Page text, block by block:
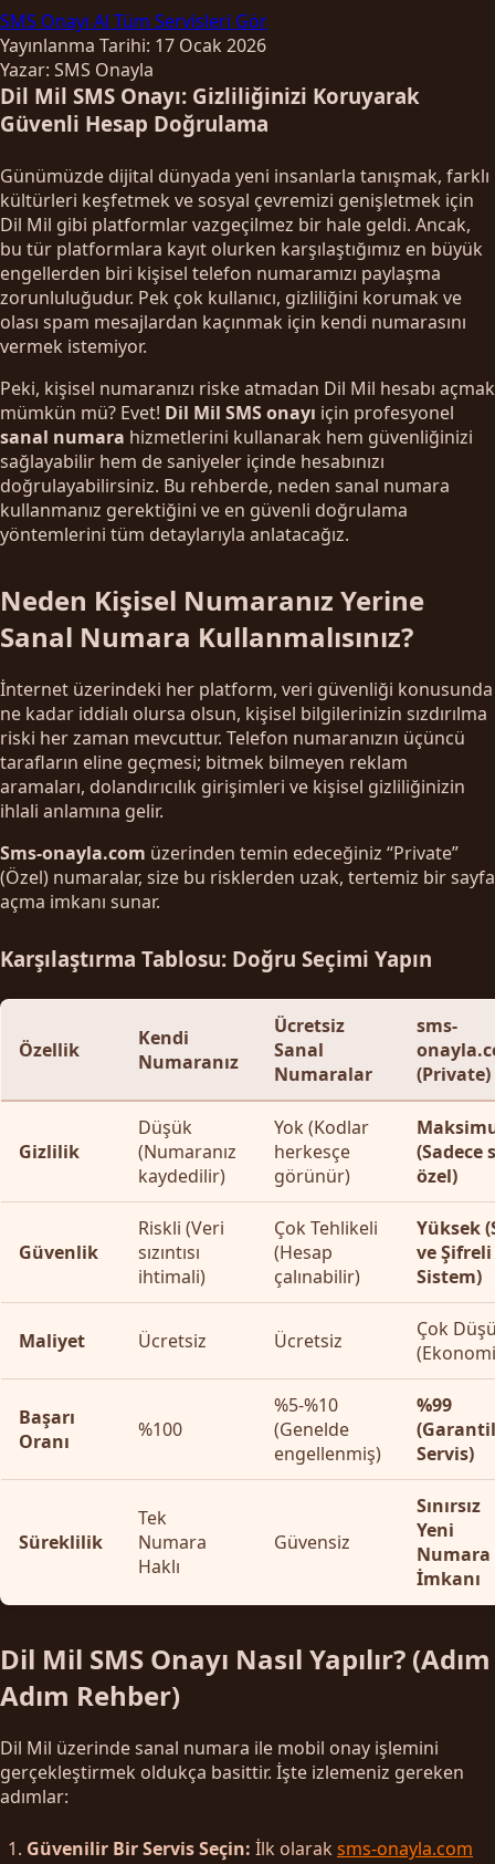
SMS Onayı Al Tüm Servisleri Gör
Yayınlanma Tarihi: 17 Ocak 2026
Yazar: SMS Onayla
Dil Mil SMS Onayı: Gizliliğinizi Koruyarak
Güvenli Hesap Doğrulama
Günümüzde dijital dünyada yeni insanlarla tanışmak, farklı
kültürleri keşfetmek ve sosyal çevremizi genişletmek için
Dil Mil gibi platformlar vazgeçilmez bir hale geldi. Ancak,
bu tür platformlara kayıt olurken karşılaştığımız en büyük
engellerden biri kişisel telefon numaramızı paylaşma
zorunluluğudur. Pek çok kullanıcı, gizliliğini korumak ve
olası spam mesajlardan kaçınmak için kendi numarasını
vermek istemiyor.
Peki, kişisel numaranızı riske atmadan Dil Mil hesabı açmak
mümkün mü? Evet! Dil Mil SMS onayı için profesyonel
sanal numara hizmetlerini kullanarak hem güvenliğinizi
sağlayabilir hem de saniyeler içinde hesabınızı
doğrulayabilirsiniz. Bu rehberde, neden sanal numara
kullanmanız gerektiğini ve en güvenli doğrulama
yöntemlerini tüm detaylarıyla anlatacağız.
Neden Kişisel Numaranız Yerine
Sanal Numara Kullanmalısınız?
İnternet üzerindeki her platform, veri güvenliği konusunda
ne kadar iddialı olursa olsun, kişisel bilgilerinizin sızdırılma
riski her zaman mevcuttur. Telefon numaranızın üçüncü
tarafların eline geçmesi; bitmek bilmeyen reklam
aramaları, dolandırıcılık girişimleri ve kişisel gizliliğinizin
ihlali anlamına gelir.
Sms-onayla.com üzerinden temin edeceğiniz “Private”
(Özel) numaralar, size bu risklerden uzak, tertemiz bir sayfa
açma imkanı sunar.
Karşılaştırma Tablosu: Doğru Seçimi Yapın
Özellik
Kendi
Numaranız
Ücretsiz
Sanal
Numaralar
sms-
(Private)
Gizlilik
Düşük
(Numaranız
kaydedilir)
Yok (Kodlar
herkesçe
görünür)
(Sadece
özel)
Güvenlik
Riskli (Veri
sızıntısı
ihtimali)
Çok Tehlikeli
(Hesap
çalınabilir)
Yüksek
ve Şifreli
Sistem)
Maliyet Ücretsiz Ücretsiz
Çok
Başarı
Oranı
%100
%5-%10
(Genelde
engellenmiş)
%99
Servis)
Süreklilik
Tek
Numara
Haklı
Güvensiz
Sınırsız
Yeni
Numara
İmkanı
Dil Mil SMS Onayı Nasıl Yapılır? (Adım
Adım Rehber)
Dil Mil üzerinde sanal numara ile mobil onay işlemini
gerçekleştirmek oldukça basittir. İşte izlemeniz gereken
adımlar:
Güvenilir Bir Servis Seçin: İlk olarak sms-onayla.com